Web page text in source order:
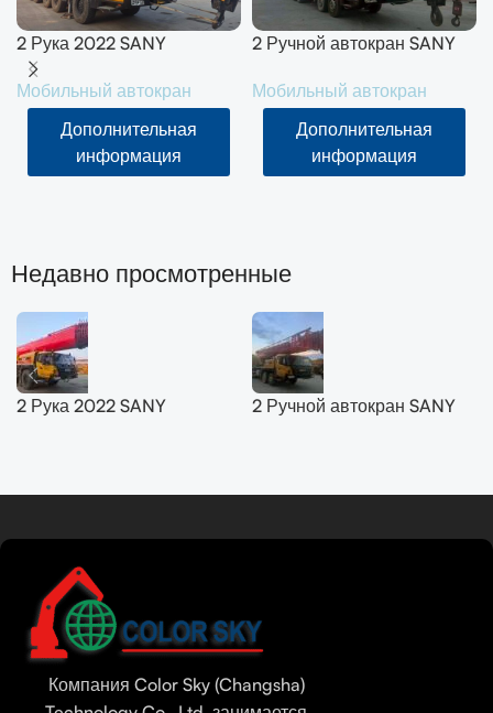
2 Рука 2022 SANY
вездеходный кран 200T
SYM5556JQZ200C
Мобильный автокран
Дополнительная
информация
2 Ручной автокран SANY
(STC500E5) 2021
Мобильный автокран
Дополнительная
информация
Недавно просмотренные
2 Рука 2022 SANY
2 Ручной автокран SANY
Компания Color Sky (Changsha)
Urdu
Tamil